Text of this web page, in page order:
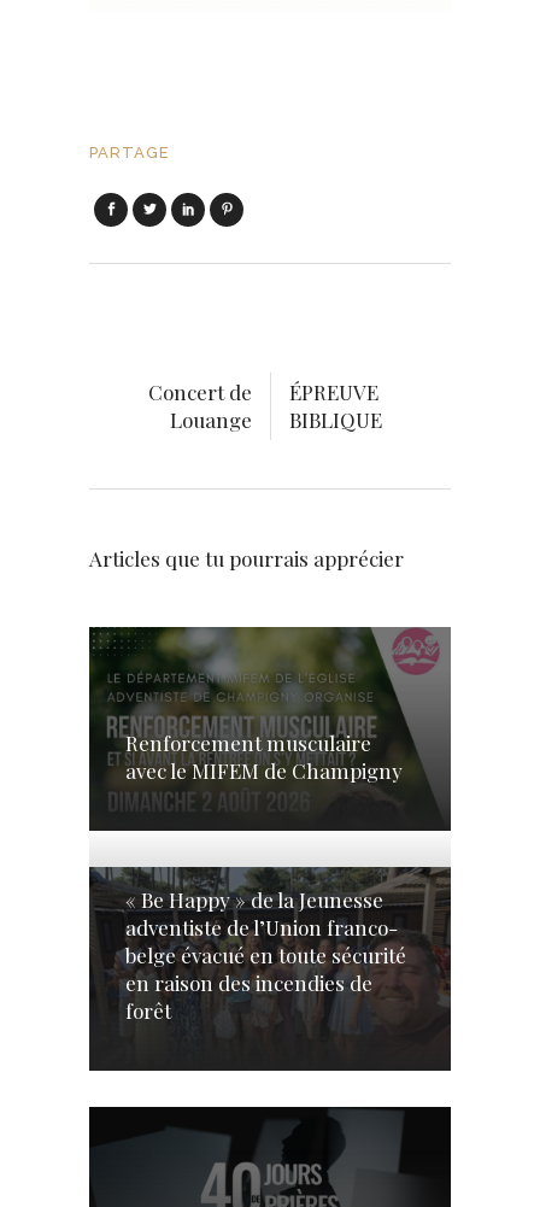
PARTAGE
Concert de
Louange
ÉPREUVE
BIBLIQUE
Articles que tu pourrais apprécier
Renforcement musculaire
avec le MIFEM de Champigny
« Be Happy » de la Jeunesse
adventiste de l’Union franco-
belge évacué en toute sécurité
en raison des incendies de
forêt